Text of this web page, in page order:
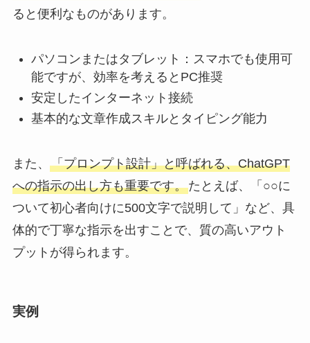
ると便利なものがあります。
パソコンまたはタブレット：スマホでも使用可
能ですが、効率を考えるとPC推奨
安定したインターネット接続
基本的な文章作成スキルとタイピング能力
また、 「プロンプト設計」と呼ばれる、ChatGPT
への指示の出し方も重要です。たとえば、「○○に
ついて初心者向けに500文字で説明して」など、具
体的で丁寧な指示を出すことで、質の高いアウト
プットが得られます。
実例